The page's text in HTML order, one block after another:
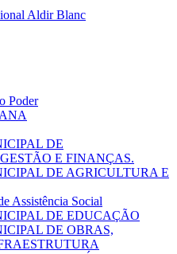
Aldir Blanc
Poder
DE
E FINANÇAS.
DE AGRICULTURA E
Assistência Social
DE EDUCAÇÃO
DE OBRAS,